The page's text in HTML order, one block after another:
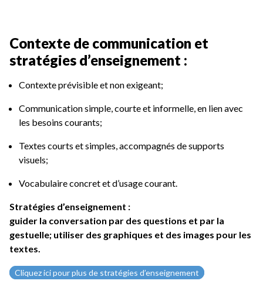
Contexte de communication et
stratégies d’enseignement :
Contexte prévisible et non exigeant;
Communication simple, courte et informelle, en lien avec
les besoins courants;
Textes courts et simples, accompagnés de supports
visuels;
Vocabulaire concret et d’usage courant.
Stratégies d’enseignement :
guider la conversation par des questions et par la
gestuelle; utiliser des graphiques et des images pour les
textes.
Cliquez ici pour plus de stratégies d’enseignement